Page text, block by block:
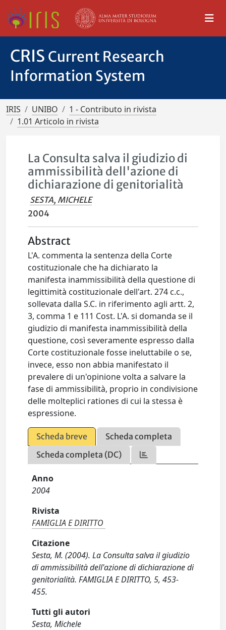
CRIS Current Research
Information System
IRIS UNIBO
1 - Contributo in rivista
1.01 Articolo in rivista
La Consulta salva il giudizio di
ammissibilità dell'azione di
dichiarazione di genitorialità
SESTA, MICHELE
2004
Abstract
L'A. commenta la sentenza della Corte
costituzionale che ha dichiarato la
manifesta inammissibilità della questione di
legittimità costituzionale dell'art. 274 c.c.,
sollevata dalla S.C. in riferimento agli artt. 2,
3, comma 1 e 111 Cost. L'A. si domanda se il
giudizio di manifesta inammissibilità della
questione, così severamente espresso dalla
Corte costituzionale fosse ineluttabile o se,
invece, esso non abbia manifestato il
prevalere di un'opinione volta a salvare la
fase di ammissibilità, proprio in condivisione
delle molteplici rationes di cui la stessa è
espressione.
Scheda breve
Scheda completa
Scheda completa (DC)
Anno
2004
Rivista
FAMIGLIA E DIRITTO
Citazione
Sesta, M. (2004). La Consulta salva il giudizio
di ammissibilità dell'azione di dichiarazione di
genitorialità. FAMIGLIA E DIRITTO, 5, 453-
455.
Tutti gli autori
Sesta, Michele